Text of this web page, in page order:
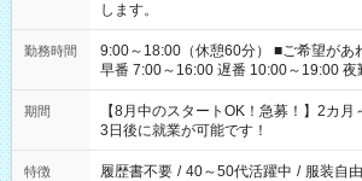
します。
勤務時間
9:00～18:00（休憩60分） ■ご希望があれば下記シフトもOK！
早番 7:00～16:00 遅番 10:00～19:00 夜勤
と休みを合わせたい」 「余裕を持って
「できれば残業はしたくない」 など、
ね。 ※Wワーク希望の方へ 今ご覧のお仕事で希望する勤務時間
と、もう1つのお仕事の勤務時間。 合
合は応募できません。
期間
【8月中のスタートOK！急募！】2カ
3日後に就業が可能です！
特徴 履歴書不要 / 40～50代活躍中 / 服装自由